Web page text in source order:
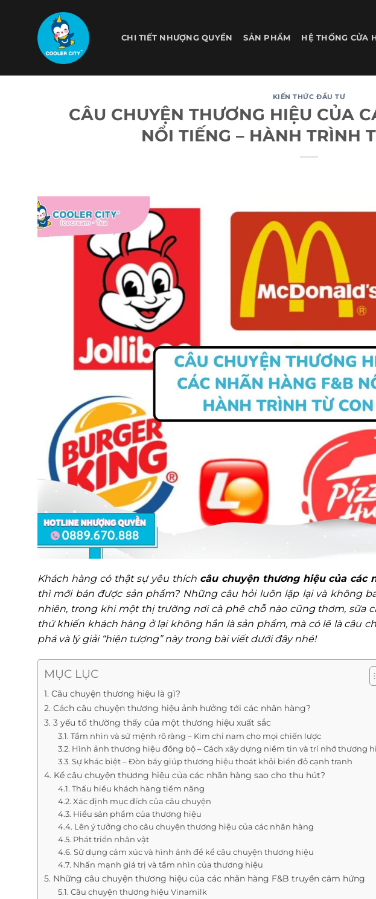
CHI TIẾT NHƯỢNG QUYỀN SẢN PHẨM HỆ THỐNG CỬA
KIẾN THỨC ĐẦU TƯ
CÂU CHUYỆN THƯƠNG HIỆU CỦA
NỔI TIẾNG – HÀNH TRÌNH
Khách hàng có thật sự yêu thích câu chuyện thương hiệu của các
thì mới bán được sản phẩm? Những câu hỏi luôn lặp lại và không
nhiên, trong khi một thị trường nơi cà phê chỗ nào cũng thơm, sữa
thứ khiến khách hàng ở lại không hẳn là sản phẩm, mà có lẽ là câu
phá và lý giải “hiện tượng” này trong bài viết dưới đây nhé!
MỤC LỤC
1. Câu chuyện thương hiệu là gì?
2. Cách câu chuyện thương hiệu ảnh hưởng tới các nhãn hàng?
3. 3 yếu tố thường thấy của một thương hiệu xuất sắc
3.1. Tầm nhìn và sứ mệnh rõ ràng – Kim chỉ nam cho mọi chiến lược
3.2. Hình ảnh thương hiệu đồng bộ – Cách xây dựng niềm tin và trí nhớ thương
3.3. Sự khác biệt – Đòn bẩy giúp thương hiệu thoát khỏi biển đỏ cạnh tranh
4. Kể câu chuyện thương hiệu của các nhãn hàng sao cho thu hút?
4.1. Thấu hiểu khách hàng tiềm năng
4.2. Xác định mục đích của câu chuyện
4.3. Hiểu sản phẩm của thương hiệu
4.4. Lên ý tưởng cho câu chuyện thương hiệu của các nhãn hàng
4.5. Phát triển nhân vật
4.6. Sử dụng cảm xúc và hình ảnh để kể câu chuyện thương hiệu
4.7. Nhấn mạnh giá trị và tầm nhìn của thương hiệu
5. Những câu chuyện thương hiệu của các nhãn hàng F&B truyền cảm hứng
5.1. Câu chuyện thương hiệu Vinamilk